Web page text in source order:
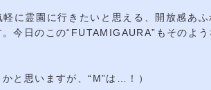
軽に霊園に行きたいと思える、開放感あ
今日のこの“FUTAMIGAURA”もそのよ
かと思いますが、“M”は…！）